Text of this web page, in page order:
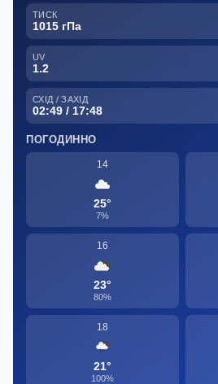
ТИСК
1015 гПа
UV
1.2
СХІД / ЗАХІД
02:49 / 17:48
ПОГОДИННО
14
25°
7%
16
23°
80%
18
21°
100%